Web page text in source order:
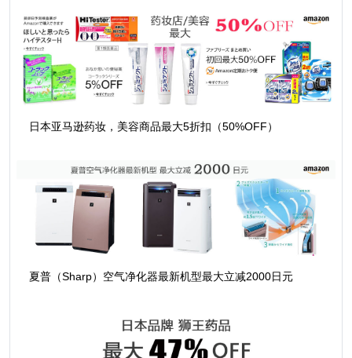
日本亚马逊药妆，美容商品最大5折扣（50%OFF）
夏普（Sharp）空气净化器最新机型最大立减2000日元